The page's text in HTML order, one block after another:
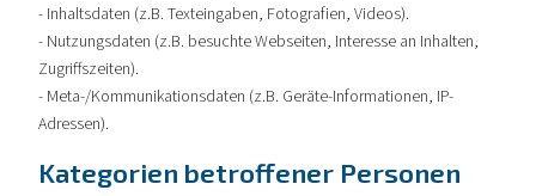
- Inhaltsdaten (z.B. Texteingaben, Fotografien, Videos).
- Nutzungsdaten (z.B. besuchte Webseiten, Interesse an Inhalten,
Zugriffszeiten).
- Meta-/Kommunikationsdaten (z.B. Geräte-Informationen, IP-
Adressen).
Kategorien betroffener Personen